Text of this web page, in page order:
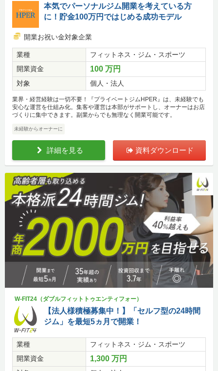
本気でパーソナルジム開業を考えている方
に！貯金100万円ではじめる成功モデル
開業お祝い金対象企業
業種
フィットネス・ジム・スポーツ
開業資金
100 万円
対象 個人・法人
業界・経営経験は一切不要！『プライベートジムHPER』は、未経験でも
安心な運営を仕組み化。集客や運営は本部がサポートし、オーナーはお店
づくりに集中できます。副業からでも無理なく開業可能です。
未経験からオーナーに
詳細を見る 資料ダウンロード
W-FIT24（ダブルフィットトゥエンティフォー）
【法人様積極募集中！】「セルフ型の24時間
ジム」を最短5ヵ月で開業！
業種
フィットネス・ジム・スポーツ
開業資金
1,300 万円